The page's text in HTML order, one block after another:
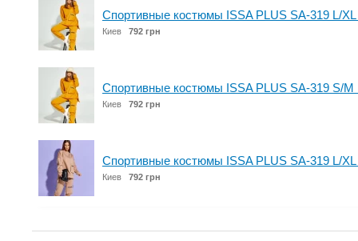
Спортивные костюмы ISSA PLUS SA-319 L/XL
Киев 792 грн
Спортивные костюмы ISSA PLUS SA-319 S/M
Киев 792 грн
Спортивные костюмы ISSA PLUS SA-319 L/
Киев 792 грн